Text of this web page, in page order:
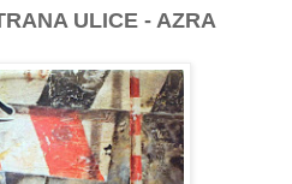
ULICE - AZRA